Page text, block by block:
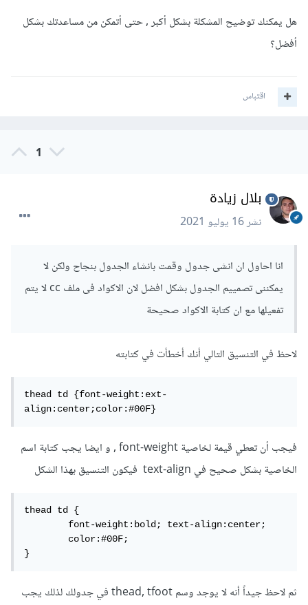
هل يمكنك توضيح المشكلة بشكل أكبر , حتى أتمكن من مساعدتك بشكل
أفضل؟
اقتباس
1
بلال زيادة
نشر16 يوليو 2021
انا احاول ان انشى جدول وقمت بانشاء الجدول بنجاح ولكن لا
يمكننى تصمييم الجدول بشكل افضل لان الاكواد فى ملف cc لا يتم
تفعيلها مع ان كتابة الاكواد صحيحة
لاحظ في التنسيق التالي أنك أخطأت في كتابته
thead td {font-weight:ext-
align:center;color:#00F}
فيجب أن تعطي قيمة لخاصية font-weight , و ايضا يجب كتابة اسم
الخاصية بشكل صحيح في text-align فيكون التنسيق بهذا الشكل
thead td {
	font-weight:bold; text-align:center;
	color:#00F;
}
ثم لاحظ جيداً أنه لا يوجد وسم thead, tfoot في جدولك لذلك يجب